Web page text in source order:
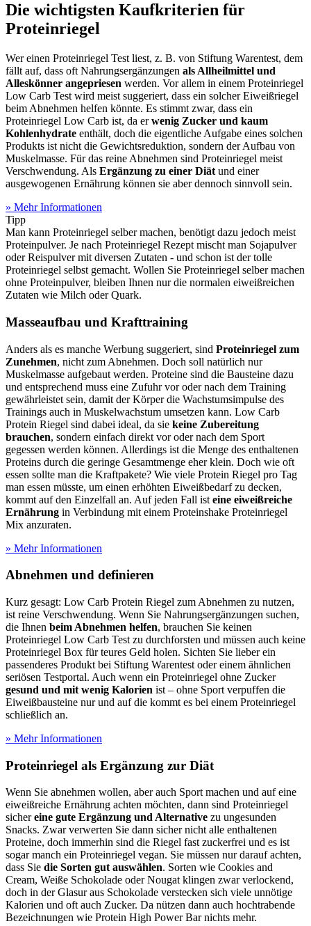
Die wichtigsten Kaufkriterien für
Proteinriegel
Wer einen Proteinriegel Test liest, z. B. von Stiftung Warentest, dem
fällt auf, dass oft Nahrungsergänzungen als Allheilmittel und
Alleskönner angepriesen werden. Vor allem in einem Proteinriegel
Low Carb Test wird meist suggeriert, dass ein solcher Eiweißriegel
beim Abnehmen helfen könnte. Es stimmt zwar, dass ein
Proteinriegel Low Carb ist, da erwenig Zucker und kaum
Kohlenhydrate enthält, doch die eigentliche Aufgabe eines solchen
Produkts ist nicht die Gewichtsreduktion, sondern der Aufbau von
Muskelmasse. Für das reine Abnehmen sind Proteinriegel meist
Verschwendung. Als Ergänzung zu einer Diät und einer
ausgewogenen Ernährung können sie aber dennoch sinnvoll sein.
» Mehr Informationen
Tipp
Man kann Proteinriegel selber machen, benötigt dazu jedoch meist
Proteinpulver. Je nach Proteinriegel Rezept mischt man Sojapulver
oder Reispulver mit diversen Zutaten - und schon ist der tolle
Proteinriegel selbst gemacht. Wollen Sie Proteinriegel selber machen
ohne Proteinpulver, bleiben Ihnen nur die normalen eiweißreichen
Zutaten wie Milch oder Quark.
Masseaufbau und Krafttraining
Anders als es manche Werbung suggeriert, sind Proteinriegel zum
Zunehmen, nicht zum Abnehmen. Doch soll natürlich nur
Muskelmasse aufgebaut werden. Proteine sind die Bausteine dazu
und entsprechend muss eine Zufuhr vor oder nach dem Training
gewährleistet sein, damit der Körper die Wachstumsimpulse des
Trainings auch in Muskelwachstum umsetzen kann. Low Carb
Protein Riegel sind dabei ideal, da sie keine Zubereitung
brauchen, sondern einfach direkt vor oder nach dem Sport
gegessen werden können. Allerdings ist die Menge des enthaltenen
Proteins durch die geringe Gesamtmenge eher klein. Doch wie oft
essen sollte man die Kraftpakete? Wie viele Protein Riegel pro Tag
man essen müsste, um einen erhöhten Eiweißbedarf zu decken,
kommt auf den Einzelfall an. Auf jeden Fall ist eine eiweißreiche
Ernährung in Verbindung mit einem Proteinshake Proteinriegel
Mix anzuraten.
» Mehr Informationen
Abnehmen und definieren
Kurz gesagt: Low Carb Protein Riegel zum Abnehmen zu nutzen,
ist reine Verschwendung. Wenn Sie Nahrungsergänzungen suchen,
die Ihnen beim Abnehmen helfen, brauchen Sie keinen
Proteinriegel Low Carb Test zu durchforsten und müssen auch keine
Proteinriegel Box für teures Geld holen. Sichten Sie lieber ein
passenderes Produkt bei Stiftung Warentest oder einem ähnlichen
seriösen Testportal. Auch wenn ein Proteinriegel ohne Zucker
gesund und mit wenig Kalorien ist – ohne Sport verpuffen die
Eiweißbausteine nur und auf die kommt es bei einem Proteinriegel
schließlich an.
» Mehr Informationen
Proteinriegel als Ergänzung zur Diät
Wenn Sie abnehmen wollen, aber auch Sport machen und auf eine
eiweißreiche Ernährung achten möchten, dann sind Proteinriegel
sichereine gute Ergänzung und Alternative zu ungesunden
Snacks. Zwar verwerten Sie dann sicher nicht alle enthaltenen
Proteine, doch immerhin sind die Riegel fast zuckerfrei und es ist
sogar manch ein Proteinriegel vegan. Sie müssen nur darauf achten,
dass Sie die Sorten gut auswählen. Sorten wie Cookies and
Cream, Weiße Schokolade oder Nougat klingen zwar verlockend,
doch in der Glasur aus Schokolade verstecken sich viele unnötige
Kalorien und oft auch Zucker. Da nützen dann auch hochtrabende
Bezeichnungen wie Protein High Power Bar nichts mehr.